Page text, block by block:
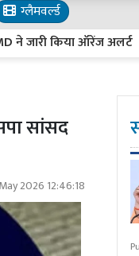
ग्लैमवर्ल्ड
किया ऑरेंज अलर्ट
सांसद
2026 12:46:18